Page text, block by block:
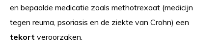
en bepaalde medicatie zoals methotrexaat (medicijn
tegen reuma, psoriasis en de ziekte van Crohn) een
tekort veroorzaken.